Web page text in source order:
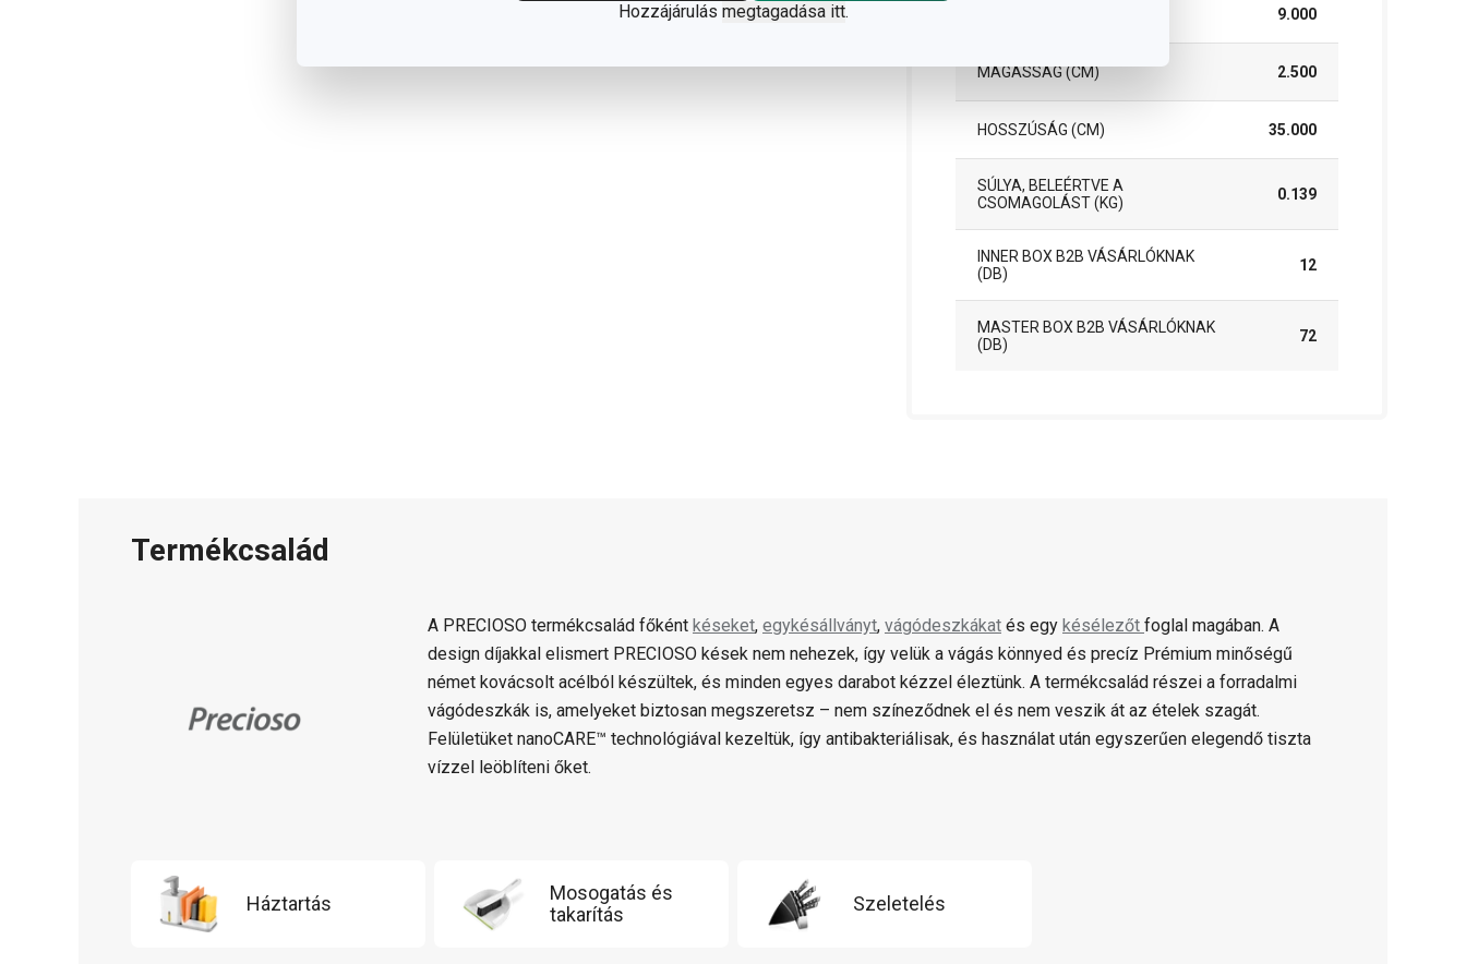
Hozzájárulás megtagadása itt. 9.000
MAGASSÁG (CM) 2.500
HOSSZÚSÁG (CM) 35.000
SÚLYA, BELEÉRTVE A
CSOMAGOLÁST (KG)
0.139
INNER BOX B2B VÁSÁRLÓKNAK
(DB)
12
MASTER BOX B2B VÁSÁRLÓKNAK
(DB)
72
Termékcsalád
A PRECIOSO termékcsalád főként késeket, egykésállványt, vágódeszkákat és egy késélezőt foglal magában. A
design díjakkal elismert PRECIOSO kések nem nehezek, így velük a vágás könnyed és precíz Prémium minőségű
német kovácsolt acélból készültek, és minden egyes darabot kézzel éleztünk. A termékcsalád részei a forradalmi
vágódeszkák is, amelyeket biztosan megszeretsz – nem színeződnek el és nem veszik át az ételek szagát.
Felületüket nanoCARE™ technológiával kezeltük, így antibakteriálisak, és használat után egyszerűen elegendő tiszta
vízzel leöblíteni őket.
Háztartás
Mosogatás és
takarítás
Szeletelés